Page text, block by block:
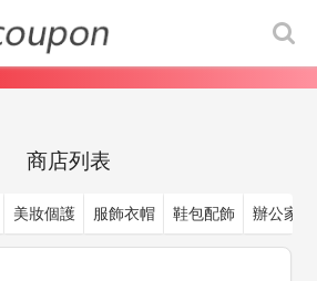
商店列表
美妝個護 服飾衣帽 鞋包配飾 辦公家居